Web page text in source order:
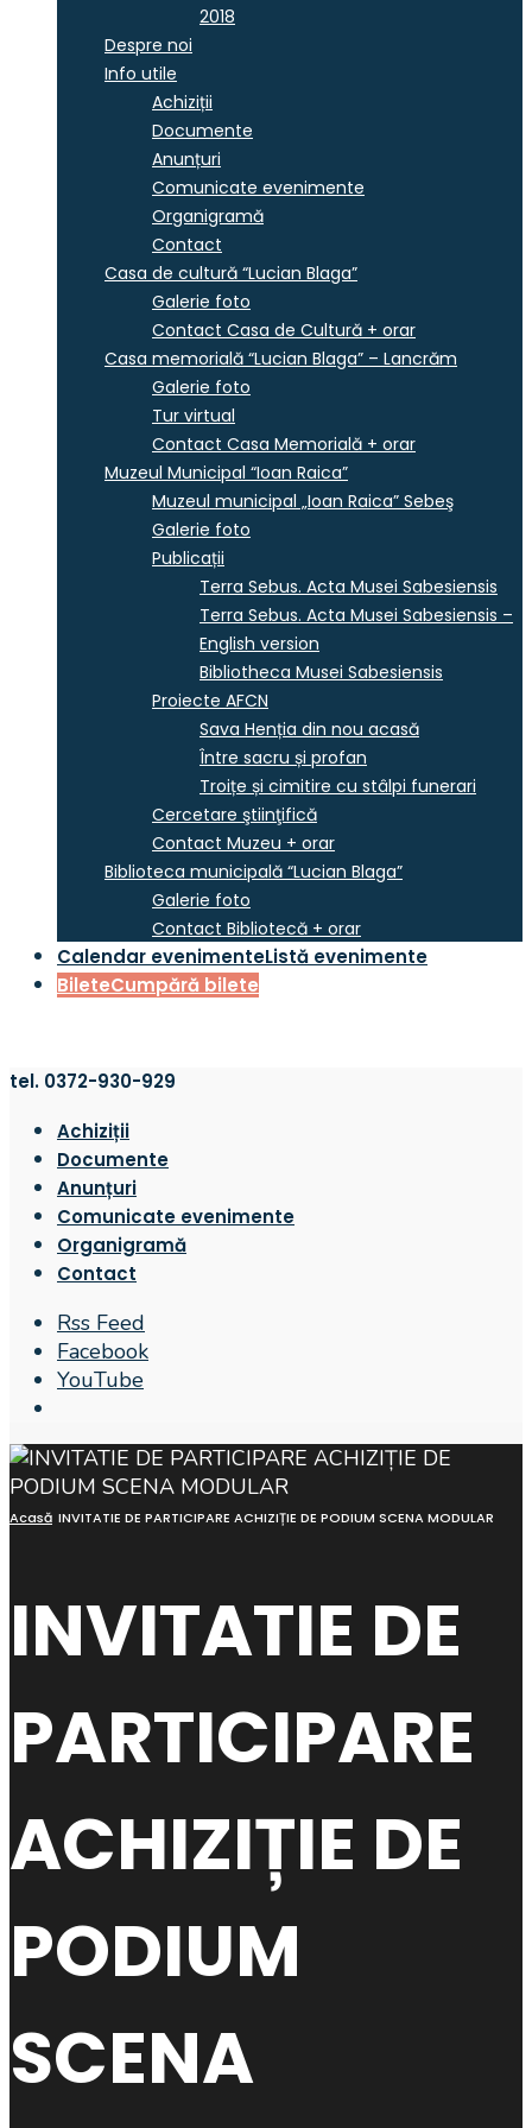
2018
Despre noi
Info utile
Achiziții
Documente
Anunțuri
Comunicate evenimente
Organigramă
Contact
Casa de cultură “Lucian Blaga”
Galerie foto
Contact Casa de Cultură + orar
Casa memorială “Lucian Blaga” – Lancrăm
Galerie foto
Tur virtual
Contact Casa Memorială + orar
Muzeul Municipal “Ioan Raica”
Muzeul municipal „Ioan Raica” Sebeş
Galerie foto
Publicații
Terra Sebus. Acta Musei Sabesiensis
Terra Sebus. Acta Musei Sabesiensis –
English version
Bibliotheca Musei Sabesiensis
Proiecte AFCN
Sava Henția din nou acasă
Între sacru și profan
Troițe și cimitire cu stâlpi funerari
Cercetare ştiinţifică
Contact Muzeu + orar
Biblioteca municipală “Lucian Blaga”
Galerie foto
Contact Bibliotecă + orar
Calendar evenimenteListă evenimente
BileteCumpără bilete
tel. 0372-930-929
Achiziții
Documente
Anunțuri
Comunicate evenimente
Organigramă
Contact
Rss Feed
Facebook
YouTube
Search
Window
Acasă INVITATIE DE PARTICIPARE ACHIZIȚIE DE PODIUM SCENA MODULAR
INVITATIE DE
PARTICIPARE
ACHIZIȚIE DE
PODIUM
SCENA